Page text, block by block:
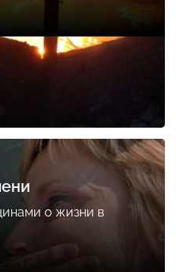
о жизни в